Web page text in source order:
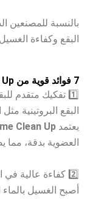
بالنسبة للمصنعين
البقع وكفاءة
7 فوائد قوية من Enzyme Clean Up
1️⃣ تفكيك متقدم للبقع
البقع البروتينية
يعتمد Clean Up
العضوية بدقة، مما
2️⃣ كفاءة عالية في الماء البارد
أصبح الغسيل بالماء